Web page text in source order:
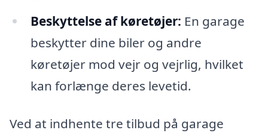
Beskyttelse af køretøjer: En garage
beskytter dine biler og andre
køretøjer mod vejr og vejrlig, hvilket
kan forlænge deres levetid.
Ved at indhente tre tilbud på garage